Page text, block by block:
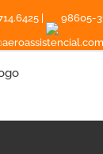
| 98605-